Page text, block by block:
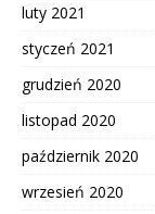
luty 2021
styczeń 2021
grudzień 2020
listopad 2020
październik 2020
wrzesień 2020